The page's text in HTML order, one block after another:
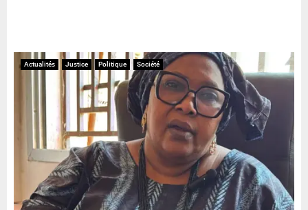
Actualités Justice Politique Société